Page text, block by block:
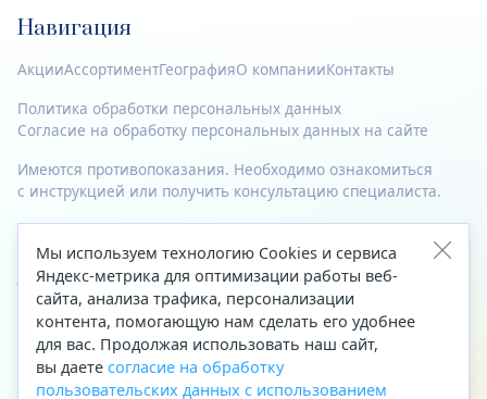
Навигация
АкцииАссортиментГеографияО компанииКонтакты
Политика обработки персональных данных
Согласие на обработку персональных данных на сайте
Имеются противопоказания. Необходимо ознакомиться
с инструкцией или получить консультацию специалиста.
© 2023—2026 Все права защищены.
Адрес
Архангельск, ул. Папанина, д. 19 (вход в здание со стороны
автоцентра «Тойота»)
Приемная Генерального директора
Мы используем технологию Cookies и сервиса
Яндекс-метрика для оптимизации работы веб-
сайта, анализа трафика, персонализации
контента, помогающую нам сделать его удобнее
для вас. Продолжая использовать наш сайт,
вы даете согласие на обработку
пользовательских данных с использованием